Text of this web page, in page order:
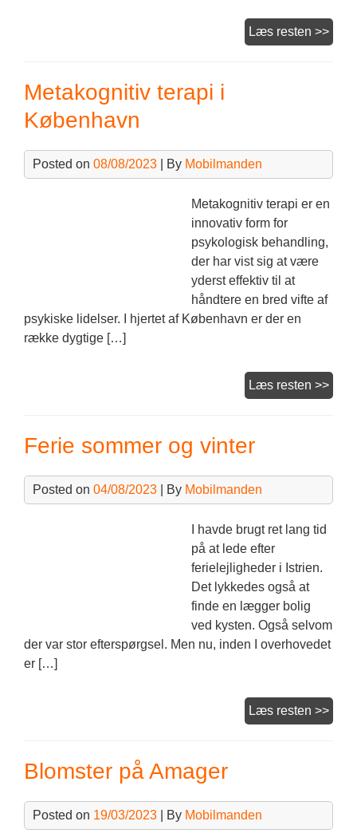
Læs resten >>
og
Metakognitiv terapi i
København
Posted on 08/08/2023 | By Mobilmanden
Metakognitiv terapi er en
innovativ form for
psykologisk behandling,
der har vist sig at være
yderst effektiv til at
håndtere en bred vifte af
psykiske lidelser. I hjertet af København er der en
række dygtige […]
Læs resten >>
Ferie sommer og vinter
Posted on 04/08/2023 | By Mobilmanden
I havde brugt ret lang tid
på at lede efter
ferielejligheder i Istrien.
Det lykkedes også at
finde en lægger bolig
ved kysten. Også selvom
der var stor efterspørgsel. Men nu, inden I overhovedet
er […]
Læs resten >>Ferie
Blomster på Amager
Posted on 19/03/2023 | By Mobilmanden